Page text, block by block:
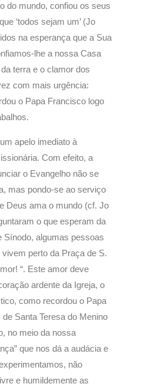
do mundo, confiou os seus
‘todos sejam um’ (Jo
na esperança que a Sua
lhe a nossa Casa
terra e o clamor dos
com mais urgência:
o Papa Francisco logo
apelo imediato à
Com efeito, a
o Evangelho não se
mas pondo-se ao serviço
Deus ama o mundo (cf. Jo
o que esperam da
Sínodo, algumas pessoas
perto da Praça de S.
“. Este amor deve
ardente da Igreja, o
como recordou o Papa
Santa Teresa do Menino
no meio da nossa
que nos dá a audácia e
não
e humildemente as